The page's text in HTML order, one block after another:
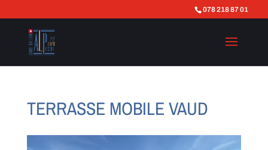
078 218 87 01
TERRASSE MOBILE VAUD